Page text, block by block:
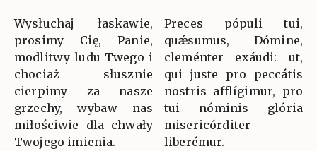
Wysłuchaj łaskawie,
prosimy Cię, Panie,
modlitwy ludu Twego i
chociaż słusznie
cierpimy za nasze
grzechy, wybaw nas
miłościwie dla chwały
Twojego imienia.
Preces pópuli tui,
quǽsumus, Dómine,
cleménter exáudi: ut,
qui juste pro peccátis
nostris afflígimur, pro
tui nóminis glória
misericórditer
liberémur.